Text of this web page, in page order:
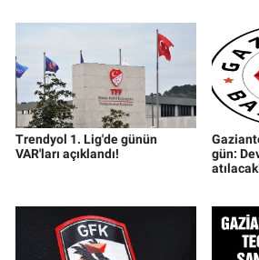
Trendyol 1. Lig'de günün
VAR'ları açıklandı!
gün: